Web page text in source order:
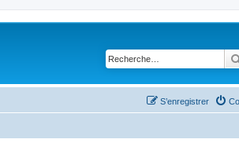
S’enregistrer